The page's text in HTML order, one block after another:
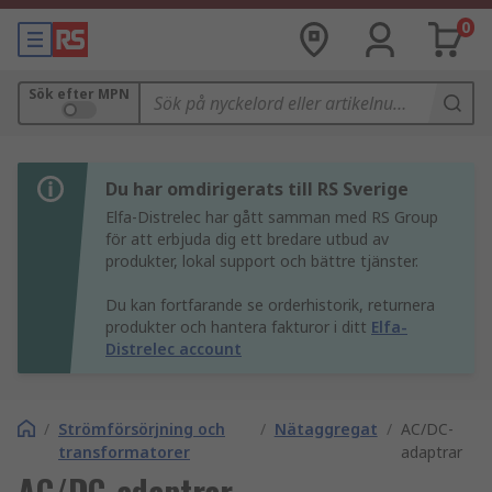
0
Sök efter MPN
Du har omdirigerats till RS Sverige
Elfa-Distrelec har gått samman med RS Group
för att erbjuda dig ett bredare utbud av
produkter, lokal support och bättre tjänster.
Du kan fortfarande se orderhistorik, returnera
produkter och hantera fakturor i ditt Elfa-
Distrelec account
/ Strömförsörjning och
transformatorer
/ Nätaggregat / AC/DC-
adaptrar